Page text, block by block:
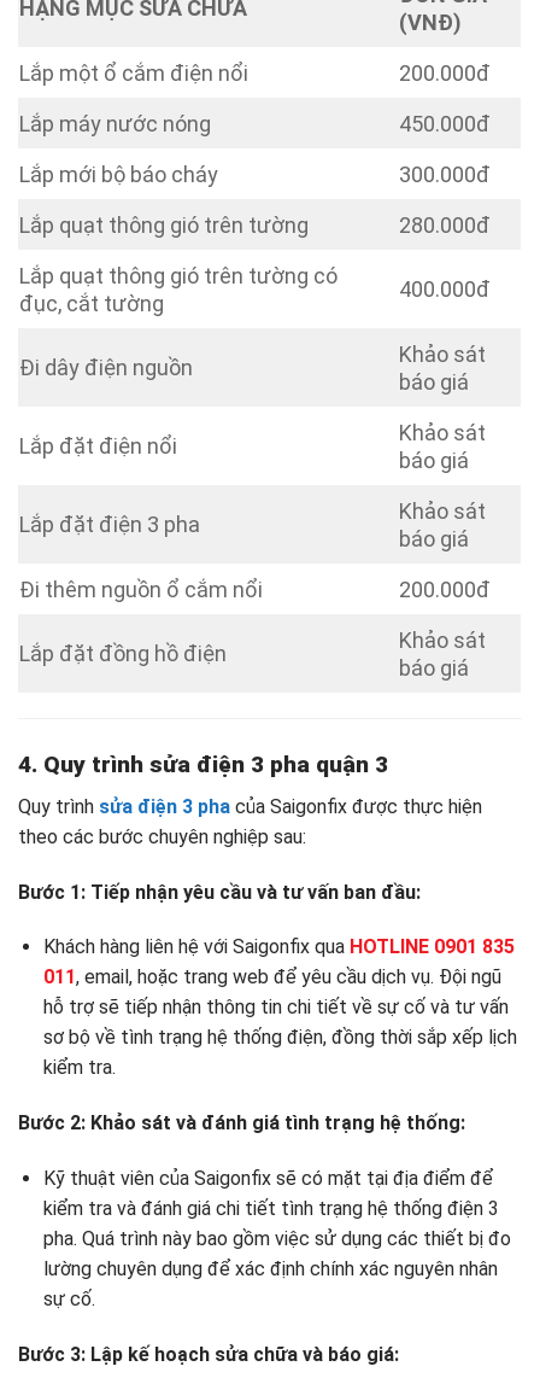
HẠNG MỤC SỬA CHỮA
(VNĐ)
Lắp một ổ cắm điện nổi
200.000đ
Lắp máy nước nóng
450.000đ
Lắp mới bộ báo cháy
300.000đ
Lắp quạt thông gió trên tường
280.000đ
Lắp quạt thông gió trên tường có
đục, cắt tường
400.000đ
Đi dây điện nguồn
Khảo sát
báo giá
Lắp đặt điện nổi
Khảo sát
báo giá
Lắp đặt điện 3 pha
Khảo sát
báo giá
Đi thêm nguồn ổ cắm nổi
200.000đ
Lắp đặt đồng hồ điện
Khảo sát
báo giá
4. Quy trình sửa điện 3 pha quận 3
Quy trình sửa điện 3 pha của Saigonfix được thực hiện
theo các bước chuyên nghiệp sau:
Bước 1: Tiếp nhận yêu cầu và tư vấn ban đầu:
Khách hàng liên hệ với Saigonfix qua HOTLINE 0901 835
011, email, hoặc trang web để yêu cầu dịch vụ. Đội ngũ
hỗ trợ sẽ tiếp nhận thông tin chi tiết về sự cố và tư vấn
sơ bộ về tình trạng hệ thống điện, đồng thời sắp xếp lịch
kiểm tra.
Bước 2: Khảo sát và đánh giá tình trạng hệ thống:
Kỹ thuật viên của Saigonfix sẽ có mặt tại địa điểm để
kiểm tra và đánh giá chi tiết tình trạng hệ thống điện 3
pha. Quá trình này bao gồm việc sử dụng các thiết bị đo
lường chuyên dụng để xác định chính xác nguyên nhân
sự cố.
Bước 3: Lập kế hoạch sửa chữa và báo giá: